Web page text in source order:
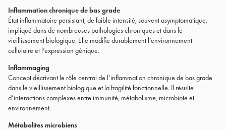
Inflammation chronique de bas grade
État inflammatoire persistant, de faible intensité, souvent asymptomatique,
impliqué dans de nombreuses pathologies chroniques et dans le
vieillissement biologique. Elle modifie durablement l’environnement
cellulaire et l’expression génique.
Inflammaging
Concept décrivant le rôle central de l’inflammation chronique de bas grade
dans le vieillissement biologique et la fragilité fonctionnelle. Il résulte
d’interactions complexes entre immunité, métabolisme, microbiote et
environnement.
Métabolites microbiens